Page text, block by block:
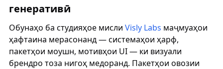
генеративӣ
Обунаҳо ба студияҳое мисли Visly Labs маҷмуаҳои
ҳафтаина мерасонанд — системаҳои ҳарф,
пакетҳои моушн, мотивҳои UI — ки визуали
брендро тоза нигоҳ медоранд. Пакетҳои овозии